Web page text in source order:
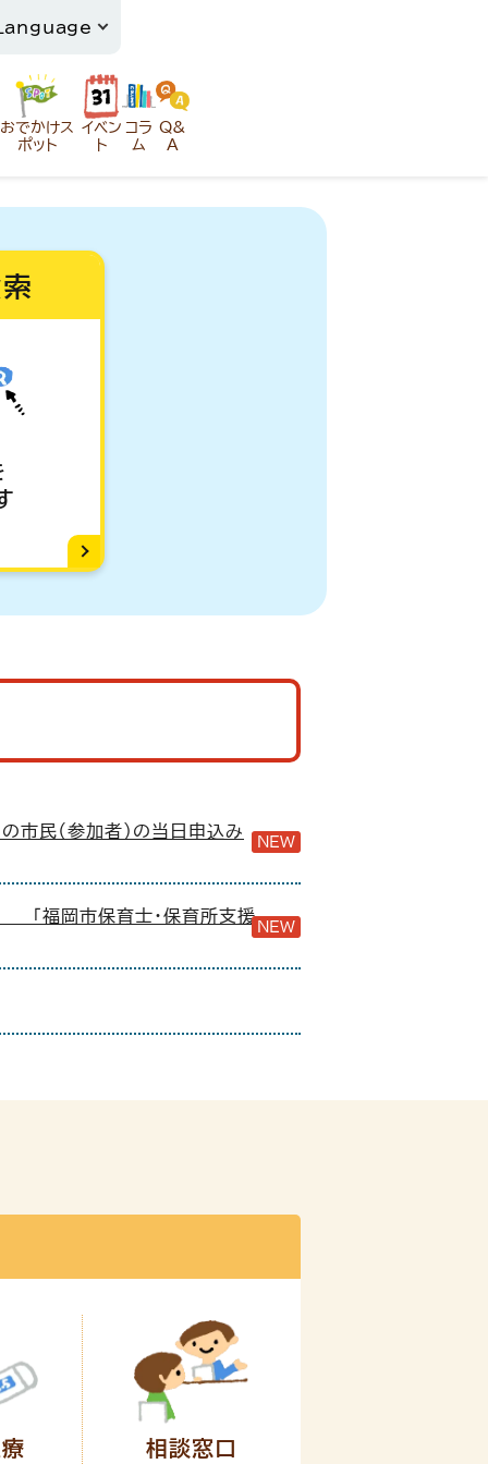
おでかけス
ポット
イベン
ト
コラ
ム
Q&
A
市民（参加者）の当日申込み
NEW
岡市保育士・保育所支援
NEW
相談窓口